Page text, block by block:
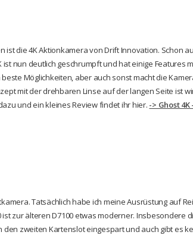
die 4K Aktionkamera von Drift Innovation. Schon
ist nun deutlich geschrumpft und hat einige Features
Möglichkeiten, aber auch sonst macht die
mit der drehbaren Linse auf der langen Seite ist
und ein kleines Review findet ihr hier. -> Ghost 4K
Tatsächlich habe ich meine Ausrüstung auf
zur älteren D7100 etwas moderner. Insbesondere
zweiten Kartenslot eingespart und auch gibt es